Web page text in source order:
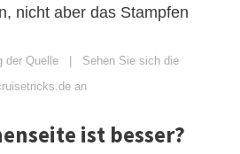
nicht aber das Stampfen
der Quelle | Sehen Sie sich die
an
ist besser?